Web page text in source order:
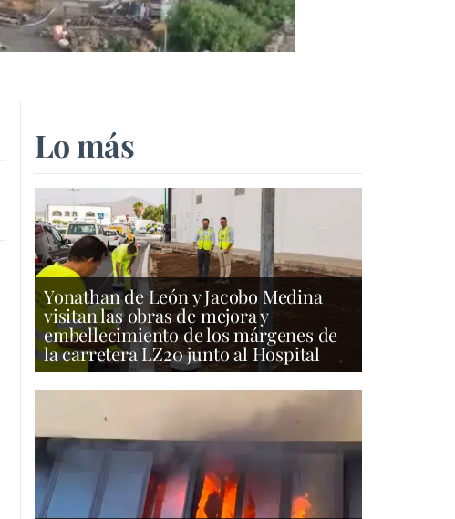
Lo más
Yonathan de León y Jacobo Medina
visitan las obras de mejora y
embellecimiento de los márgenes de
la carretera LZ20 junto al Hospital